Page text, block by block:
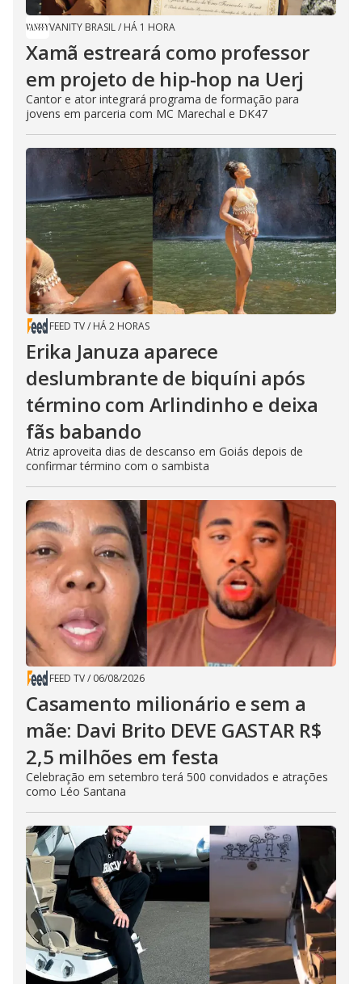
VANITY BRASIL/ HÁ 1 HORA
Xamã estreará como professor
em projeto de hip-hop na Uerj
Cantor e ator integrará programa de formação para
jovens em parceria com MC Marechal e DK47
FEED TV/ HÁ 2 HORAS
Erika Januza aparece
deslumbrante de biquíni após
término com Arlindinho e deixa
fãs babando
Atriz aproveita dias de descanso em Goiás depois de
confirmar término com o sambista
FEED TV/ 06/08/2026
Casamento milionário e sem a
mãe: Davi Brito DEVE GASTAR R$
2,5 milhões em festa
Celebração em setembro terá 500 convidados e atrações
como Léo Santana